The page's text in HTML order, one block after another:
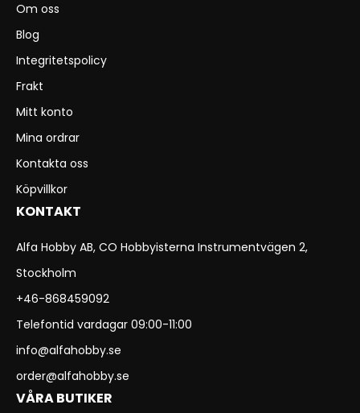
Om oss
Blog
Integritetspolicy
Frakt
Mitt konto
Mina ordrar
Kontakta oss
Köpvillkor
KONTAKT
Alfa Hobby AB, CO Hobbyisterna Instrumentvägen 2,
Stockholm
+46-868459092
Telefontid vardagar 09:00-11:00
info@alfahobby.se
order@alfahobby.se
VÅRA BUTIKER